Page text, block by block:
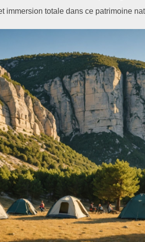
immersion totale dans ce patrimoine